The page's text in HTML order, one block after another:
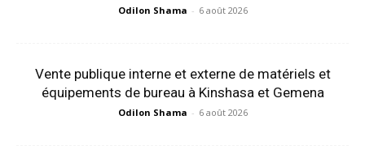
Odilon Shama - 6 août 2026
Vente publique interne et externe de matériels et
équipements de bureau à Kinshasa et Gemena
Odilon Shama - 6 août 2026